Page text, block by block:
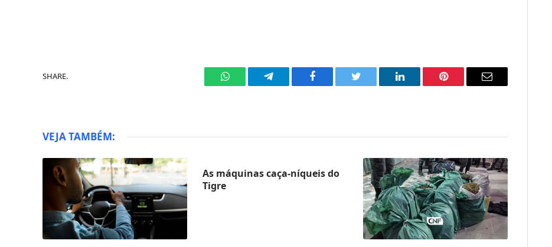
SHARE.
WhatsAppTelegram Facebook Twitter LinkedIn Pinterest Email
VEJA TAMBÉM:
As máquinas caça-níqueis do
Tigre